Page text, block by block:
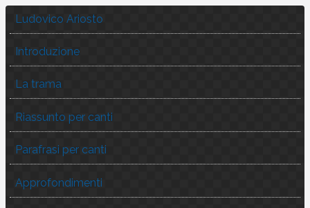
Ludovico Ariosto
Introduzione
La trama
Riassunto per canti
Parafrasi per canti
Approfondimenti